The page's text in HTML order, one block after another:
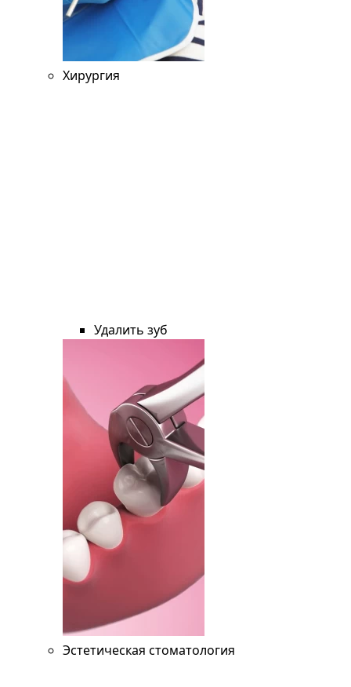
Хирургия
Удалить зуб
Эстетическая стоматология